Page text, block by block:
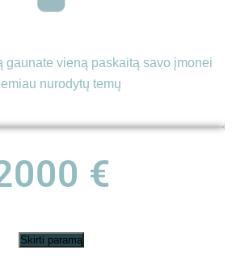
gaunate vieną paskaitą savo įmonei
nurodytų temų
€
Skirti paramą